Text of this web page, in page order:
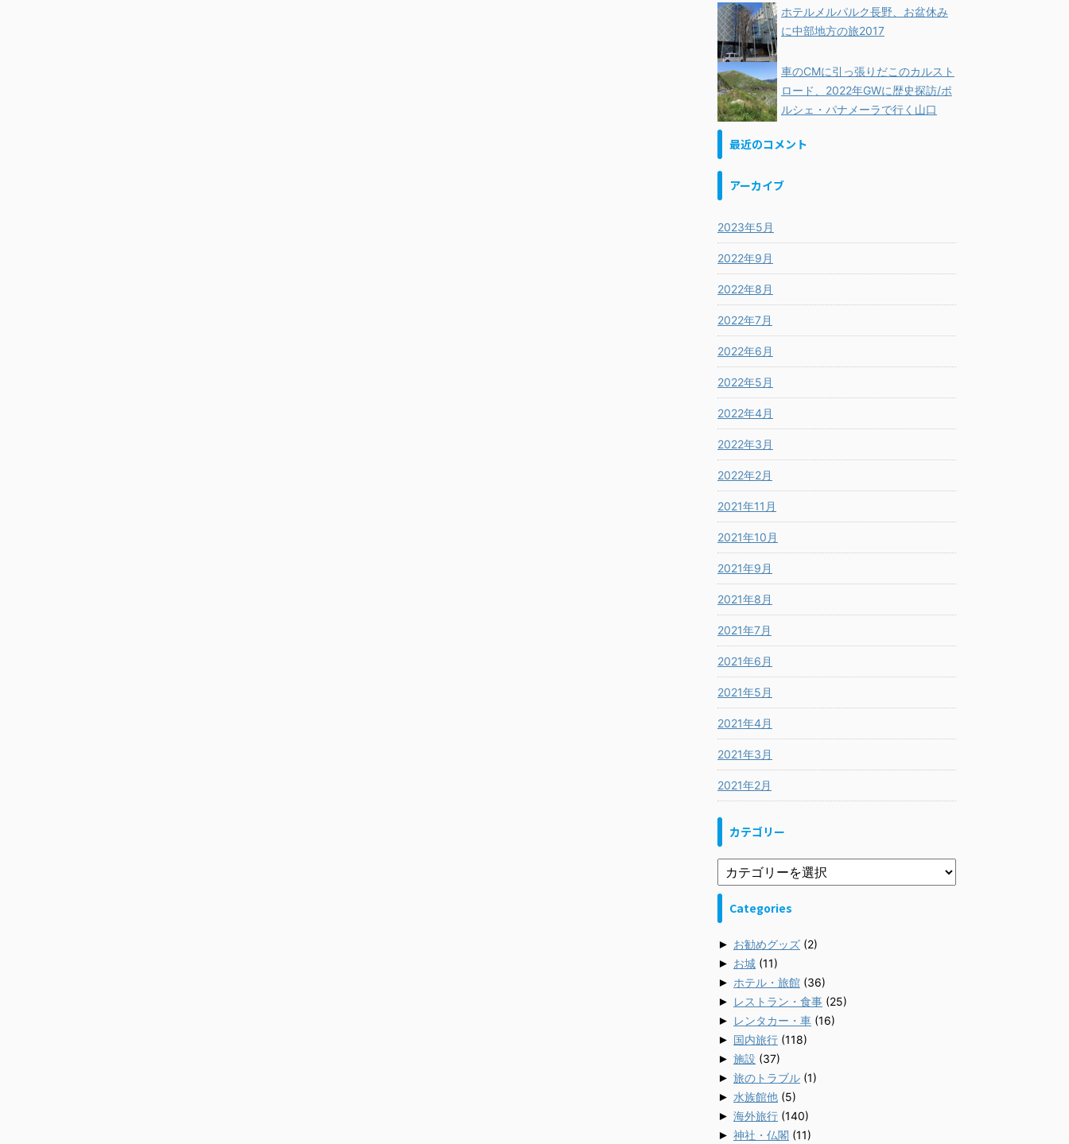
ホテルメルパルク長野、お盆休み
に中部地方の旅2017
車のCMに引っ張りだこのカルスト
ロード、2022年GWに歴史探訪/ポ
ルシェ・パナメーラで行く山口
最近のコメント
アーカイブ
2023年5月
2022年9月
2022年8月
2022年7月
2022年6月
2022年5月
2022年4月
2022年3月
2022年2月
2021年11月
2021年10月
2021年9月
2021年8月
2021年7月
2021年6月
2021年5月
2021年4月
2021年3月
2021年2月
カテゴリー
Categories
► お勧めグッズ (2)
► お城 (11)
► ホテル・旅館 (36)
► レストラン・食事 (25)
► レンタカー・車 (16)
► 国内旅行 (118)
► 施設 (37)
► 旅のトラブル (1)
► 水族館他 (5)
► 海外旅行 (140)
► 神社・仏閣 (11)